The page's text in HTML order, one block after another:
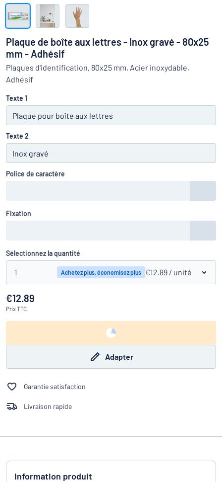
parvenez pas à trouver ce que vous cherchez ?
travail
Montrer toutes les catégories
Demande
devis
Se
connecter
Service
clients
Particulier
Plaque de boîte aux lettres - Inox gravé - 80x25
mm - Adhésif
Plaques d'identification, 80x25 mm, Acier inoxydable,
Adhésif
Texte 1
Texte 2
Police de caractère
Fixation
Sélectionnez la quantité
1 Achetez plus, économisez plus €12.89 / unité
€12.89
PrixTTC
Adapter
Garantie satisfaction
Livraison rapide
Information produit